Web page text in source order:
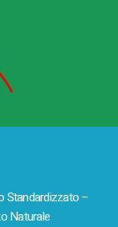
Standardizzato –
Naturale